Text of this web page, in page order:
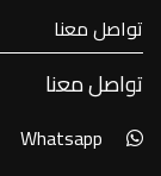
تواصل معنا
تواصل معنا